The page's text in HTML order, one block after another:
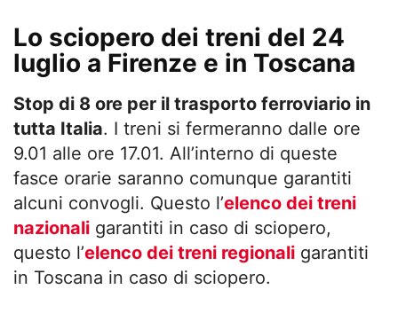
Lo sciopero dei treni del 24
luglio a Firenze e in Toscana
Stop di 8 ore per il trasporto ferroviario in
tutta Italia. I treni si fermeranno dalle ore
9.01 alle ore 17.01. All’interno di queste
fasce orarie saranno comunque garantiti
alcuni convogli. Questo l’elenco dei treni
nazionali garantiti in caso di sciopero,
questo l’elenco dei treni regionali garantiti
in Toscana in caso di sciopero.